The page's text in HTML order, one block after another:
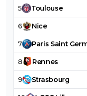
5 Toulouse
6 Nice
7 Paris Saint
8 Rennes
9 Strasbourg